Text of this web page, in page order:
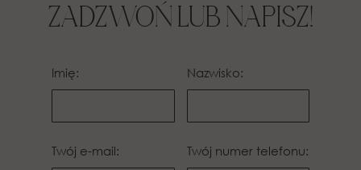
ZADZWOŃ LUB NAPISZ!
Imię: Nazwisko:
Twój e-mail: Twój numer telefonu: